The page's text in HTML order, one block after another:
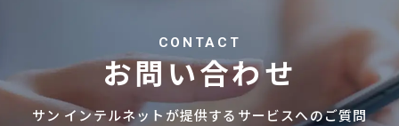
CONTACT
お問い合わせ
サン インテルネットが提供するサービスへのご質問